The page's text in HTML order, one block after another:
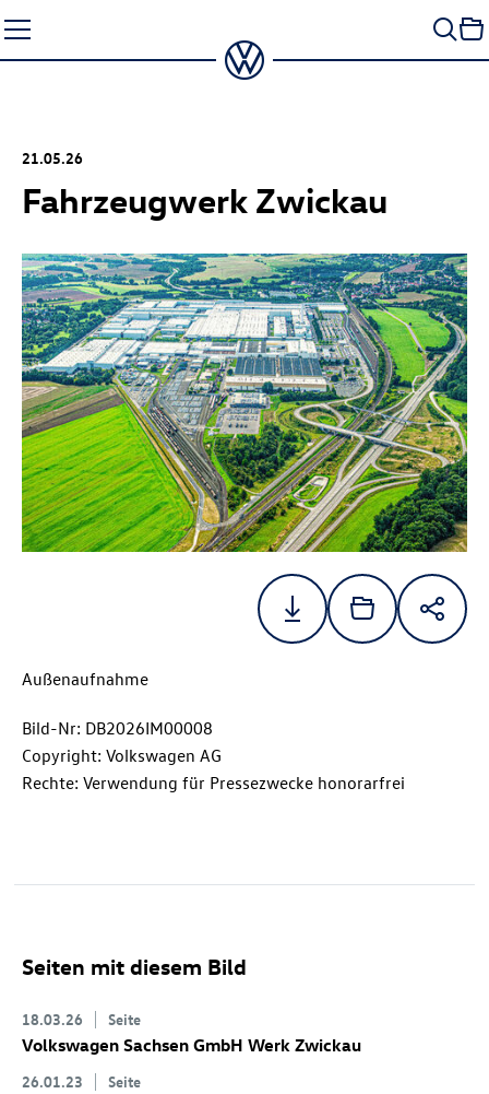
Seiteninhalt
springen
21.05.26
Fahrzeugwerk Zwickau
Außenaufnahme
Bild-Nr: DB2026IM00008
Copyright: Volkswagen AG
Rechte: Verwendung für Pressezwecke honorarfrei
Seiten mit diesem Bild
18.03.26 Seite
Volkswagen Sachsen GmbH Werk Zwickau
26.01.23 Seite